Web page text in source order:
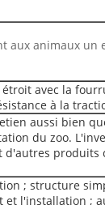
aux animaux
avec la
à la
aussi bien
du zoo.
d'autres produits
; structure
et l'installation ;